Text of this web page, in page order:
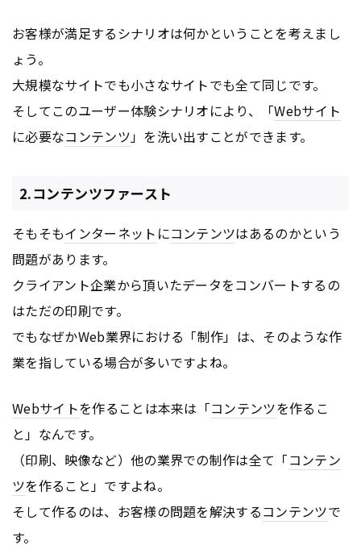
お客様が満足するシナリオは何かということを考えまし
ょう。
大規模なサイトでも小さなサイトでも全て同じです。
そしてこのユーザー体験シナリオにより、「Webサイト
に必要なコンテンツ」を洗い出すことができます。
2.コンテンツファースト
そもそもインターネット にコンテンツはあるのかという
問題があります。
クライアント企業から頂いたデータをコンバートするの
はただの印刷です。
でもなぜかWeb業界における「制作」は、そのような作
業を指している場合が多いですよね。
Webサイトを作ることは本来は「コンテンツを作るこ
と」なんです。
（印刷、映像など）他の業界での制作は全て「コンテン
ツを作ること」ですよね。
そして作るのは、お客様の問題を解決するコンテンツで
す。